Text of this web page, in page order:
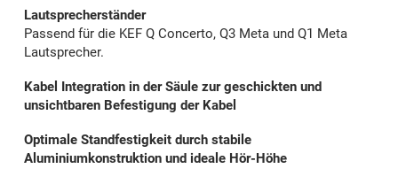
Lautsprecherständer
Passend für die KEF Q Concerto, Q3 Meta und Q1 Meta
Lautsprecher.
Kabel Integration in der Säule zur geschickten und
unsichtbaren Befestigung der Kabel
Optimale Standfestigkeit durch stabile
Aluminiumkonstruktion und ideale Hör-Höhe